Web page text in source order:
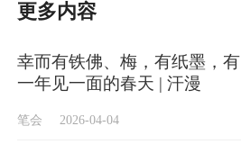
更多内容
幸而有铁佛、梅，有纸墨，有
一年见一面的春天 | 汗漫
笔会 2026-04-04